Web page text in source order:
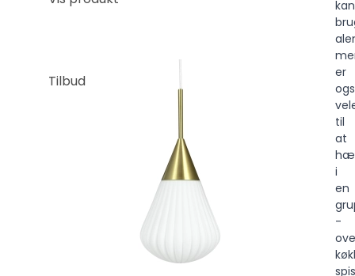
Tilbud
kan
er
til
at
i
en
-